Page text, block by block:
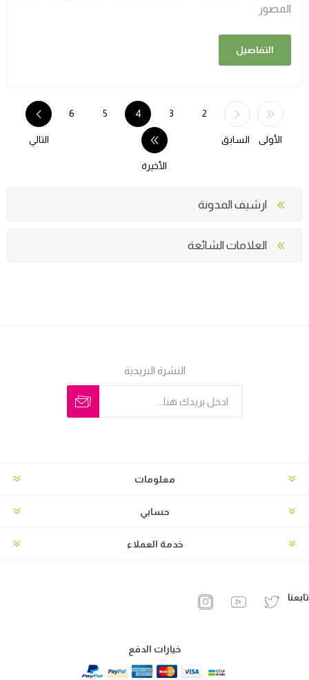
المصور
التفاصيل
الأولى السابق
2
3
4
5
6
التالي
الأخيرة
ارشيف المدونة
العلامات الشائعة
النشرة البريدية
معلومات
حسابي
خدمة العملاء
تابعنا
خيارات الدفع